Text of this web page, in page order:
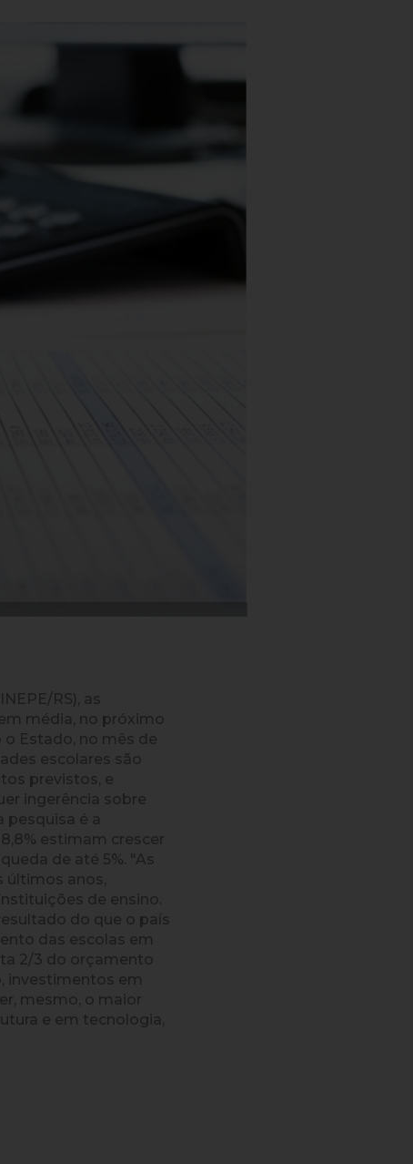
RS), as
média, no próximo
o Estado, no mês de
escolares são
previstos, e
ingerência sobre
pesquisa é a
estimam crescer
de até 5%. "As
anos,
de ensino.
do que o país
das escolas em
2/3 do orçamento
investimentos em
mesmo, o maior
e em tecnologia,